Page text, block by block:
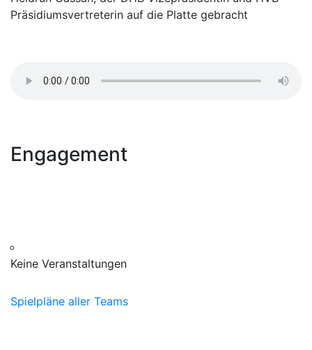
Präsidiumsvertreterin auf die Platte gebracht
Engagement
Keine Veranstaltungen
Spielpläne aller Teams